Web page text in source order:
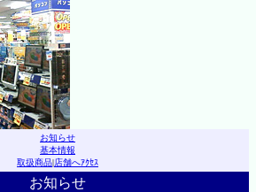
お知らせ
基本情報
取扱商品|店舗へｱｸｾｽ
お知らせ